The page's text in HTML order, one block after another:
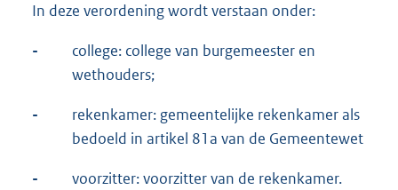
In deze verordening wordt verstaan onder:
-
college: college van burgemeester en
wethouders;
-
rekenkamer: gemeentelijke rekenkamer als
bedoeld in artikel 81a van de Gemeentewet
- voorzitter: voorzitter van de rekenkamer.